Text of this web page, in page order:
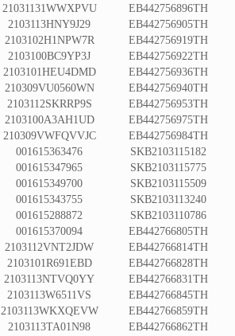
21031131WWXPVU
EB442756896TH
2103113HNY9J29
EB442756905TH
2103102H1NPW7R
EB442756919TH
2103100BC9YP3J
EB442756922TH
2103101HEU4DMD
EB442756936TH
210309VU0560WN
EB442756940TH
2103112SKRRP9S
EB442756953TH
2103100A3AH1UD
EB442756975TH
210309VWFQVVJC
EB442756984TH
001615363476
SKB2103115182
001615347965
SKB2103115775
001615349700
SKB2103115509
001615343755
SKB2103113240
001615288872
SKB2103110786
001615370094
EB442766805TH
2103112VNT2JDW
EB442766814TH
2103101R691EBD
EB442766828TH
2103113NTVQ0YY
EB442766831TH
2103113W6511VS
EB442766845TH
2103113WKXQEVW
EB442766859TH
2103113TA01N98
EB442766862TH